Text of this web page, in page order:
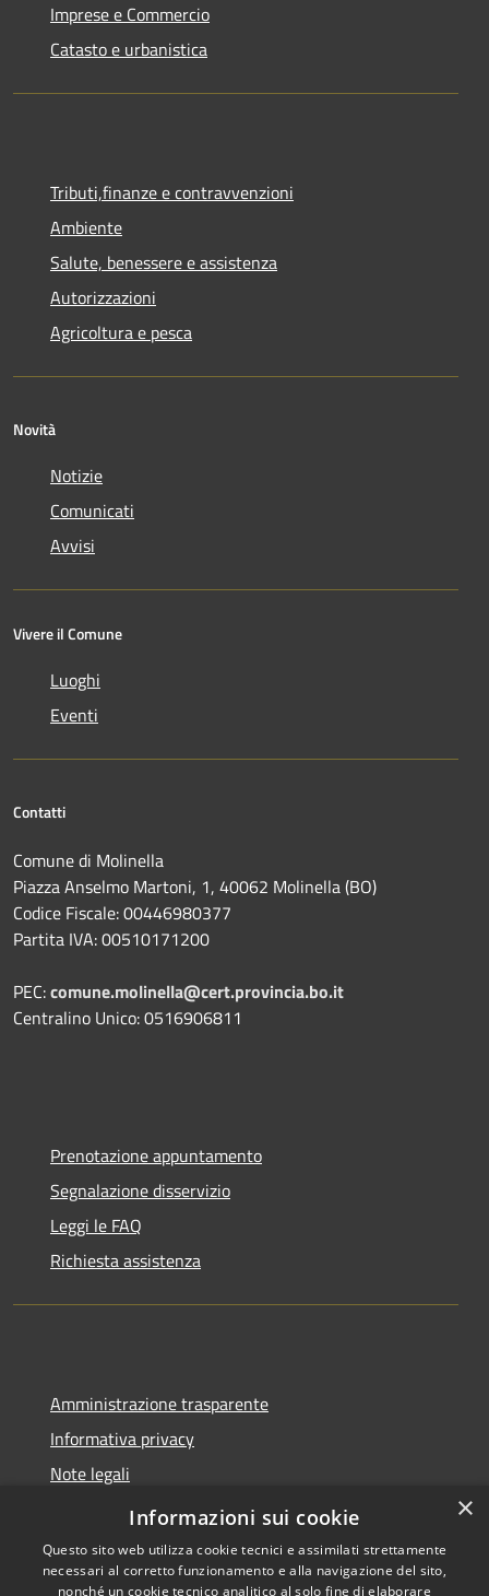
Imprese e Commercio
Catasto e urbanistica
Tributi,finanze e contravvenzioni
Ambiente
Salute, benessere e assistenza
Autorizzazioni
Agricoltura e pesca
Novità
Notizie
Comunicati
Avvisi
Vivere il Comune
Luoghi
Eventi
Contatti
Comune di Molinella
Piazza Anselmo Martoni, 1, 40062 Molinella (BO)
Codice Fiscale: 00446980377
Partita IVA: 00510171200
PEC:comune.molinella@cert.provincia.bo.it
Centralino Unico: 0516906811
Prenotazione appuntamento
Segnalazione disservizio
Leggi le FAQ
Richiesta assistenza
Amministrazione trasparente
Informativa privacy
Note legali
Dichiarazione di accessibilità
×
Informazioni sui cookie
Questo sito web utilizza cookie tecnici e assimilati strettamente
necessari al corretto funzionamento e alla navigazione del sito,
nonché un cookie tecnico analitico al solo fine di elaborare